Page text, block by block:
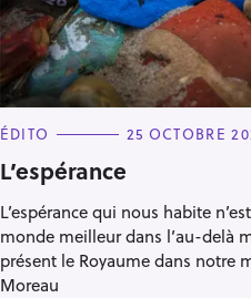
C
T
E
O
R
I
E
S
ÉDITO 25 OCTOBRE
L’espérance
L’espérance qui nous habite
monde meilleur dans l’au-delà
présent le Royaume dans notre
Moreau